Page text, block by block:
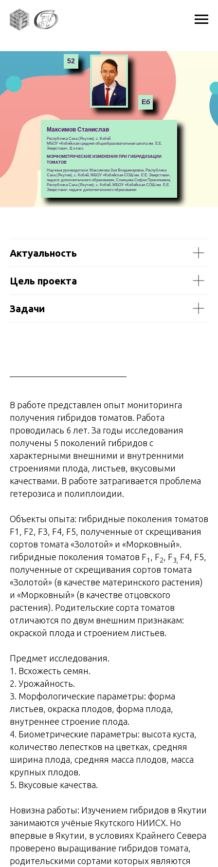
Республика Саха (Якутия), с. Кобяй
МБОУ «Кобяйская средняя общеобразовательная школа им. Е.Е.
Эверстова», 11 класс
МОРФОМЕТРИЧЕСКИЕ ИЗМЕНЕНИЯ ПРИ ГИБРИДИЗАЦИИ
ТОМАТОВ
52
Максимов Станислав
Научные руководители: Максимова Зоя Владимировна, Республика
Саха (Якутия), с. Кобяй, МБОУ «Кобяйская СОШ им. Е.Е. Эверстова»,
педагог дополнительного образования, Слепцова Софья Прокопьевна,
Республика Саха (Якутия), с. Кобяй, МБОУ «Кобяйская СОШ им. Е.Е.
Эверстова», педагог дополнительного образования
Еб
Актуальность
Цель проекта
Задачи
В работе представлен опыт мониторинга
получения гибридов томатов. Работа
проводилась 6 лет. За годы исследования
получены 5 поколений гибридов с
характерными внешними и внутренними
строениями плода, листьев, вкусовыми
качествами. В работе затрагивается проблема
гетерозиса и полиплоидии.
Объекты опыта: гибридные поколения томатов
F1, F2, F3, F4, F5, полученные от скрещивания
сортов томата «Золотой» и «Морковный».
гибридные поколения томатов F1 , F2, F3, F4, F5,
полученные от скрещивания сортов томата
«Золотой» (в качестве материнского растения)
и «Морковный» (в качестве отцовского
растения). Родительские сорта томатов
отличаются по двум внешним признакам:
окраской плода и строением листьев.
Предмет исследования.
1. Всхожесть семян.
2. Урожайность.
3. Морфологические параметры: форма
листьев, окраска плодов, форма плода,
внутреннее строение плода.
4. Биометрические параметры: высота куста,
количество лепестков на цветках, средняя
ширина плода, средняя масса плодов, масса
крупных плодов.
5. Вкусовые качества.
Новизна работы: Изучением гибридов в Якутии
занимаются учёные Якутского НИИСХ. Но
впервые в Якутии, в условиях Крайнего Севера
проверено выращивание гибридов томата,
родительскими сортами которых являются